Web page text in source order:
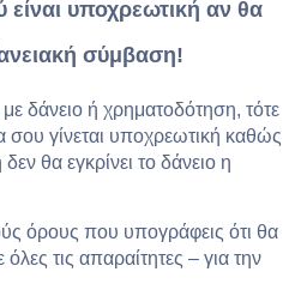
είναι υποχρεωτική αν θα
σύμβαση!
δάνειο ή χρηματοδότηση, τότε
σου γίνεται υποχρεωτική καθώς
θα εγκρίνει το δάνειο η
όρους που υπογράφεις ότι θα
τις απαραίτητες – για την